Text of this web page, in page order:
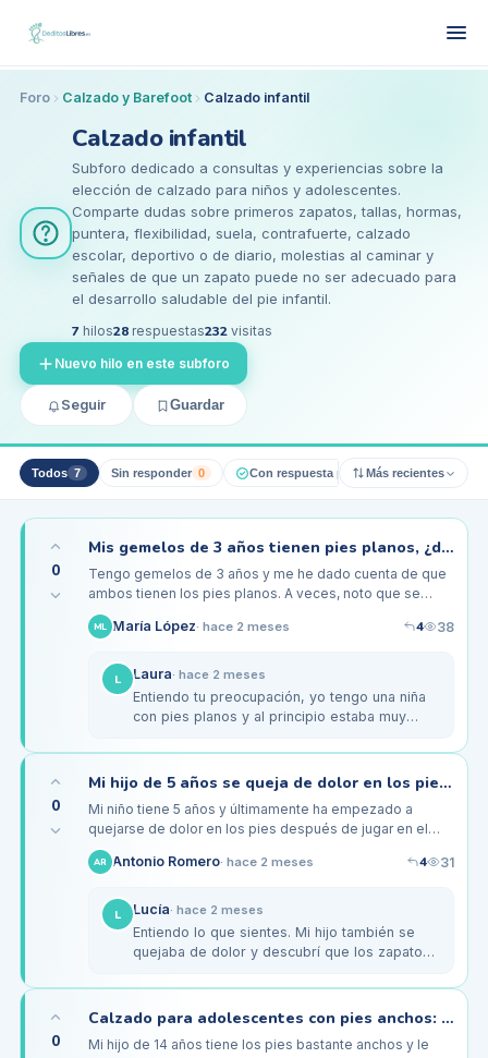
Foro Calzado y Barefoot Calzado infantil
Calzado infantil
Subforo dedicado a consultas y experiencias sobre la
elección de calzado para niños y adolescentes.
Comparte dudas sobre primeros zapatos, tallas, hormas,
puntera, flexibilidad, suela, contrafuerte, calzado
escolar, deportivo o de diario, molestias al caminar y
señales de que un zapato puede no ser adecuado para
el desarrollo saludable del pie infantil.
7hilos28respuestas232visitas
Nuevo hilo en este subforo
Seguir Guardar
Todos 7 Sin responder 0 Con respuesta pro 0 Resueltos
Más recientes
0
Mis gemelos de 3 años tienen pies planos, ¿debo preocuparme por su calzado?
Tengo gemelos de 3 años y me he dado cuenta de que
ambos tienen los pies planos. A veces, noto que se
tropiezan un poco cuando corren o juegan. He notado
que hay mucha variedad en…
ML María López· hace 2 meses 4 38
L Laura· hace 2 meses
Entiendo tu preocupación, yo tengo una niña
con pies planos y al principio estaba muy
zapatos con buen soporte y suelas…
0
Mi hijo de 5 años se queja de dolor en los pies después de jugar
Mi niño tiene 5 años y últimamente ha empezado a
quejarse de dolor en los pies después de jugar en el
parque. En casa, hemos notado que sus zapatos
parecen ajustados y no muy…
AR Antonio Romero· hace 2 meses 4 31
L Lucía· hace 2 meses
Entiendo lo que sientes. Mi hijo también se
quejaba de dolor y descubrí que los zapatos
Desde que le compré unos más…
0
Calzado para adolescentes con pies anchos: ¿qué opciones son las mejores?
Mi hijo de 14 años tiene los pies bastante anchos y le